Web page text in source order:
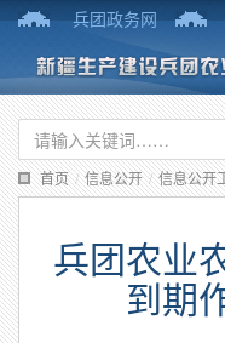
兵团政务网
首页 / 信息公开 / 信息公开
兵团农业
到期